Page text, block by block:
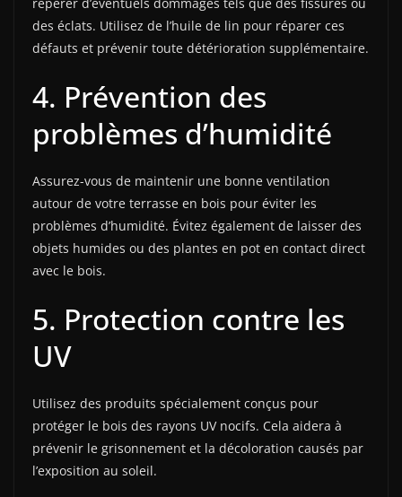
repérer d’éventuels dommages tels que des fissures ou
des éclats. Utilisez de l’huile de lin pour réparer ces
défauts et prévenir toute détérioration supplémentaire.
4. Prévention des
problèmes d’humidité
Assurez-vous de maintenir une bonne ventilation
autour de votre terrasse en bois pour éviter les
problèmes d’humidité. Évitez également de laisser des
objets humides ou des plantes en pot en contact direct
avec le bois.
5. Protection contre les
UV
Utilisez des produits spécialement conçus pour
protéger le bois des rayons UV nocifs. Cela aidera à
prévenir le grisonnement et la décoloration causés par
l’exposition au soleil.